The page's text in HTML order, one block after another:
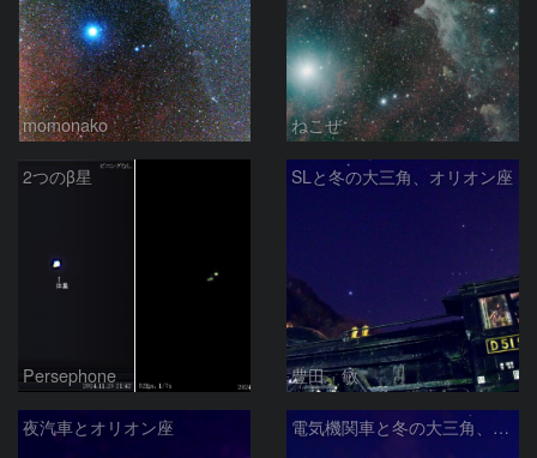
momonako ねこぜ
2つのβ星
Persephone
SLと冬の大三角、オリオン座
豊田 敏
夜汽車とオリオン座 電気機関車と冬の大三角、オリオン座